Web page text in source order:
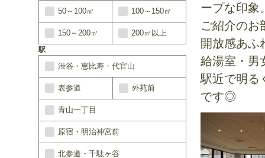
ープな印象
ご紹介のお
開放感あふ
給湯室・男
駅近で明る
です◎
50～100㎡ 100～150㎡
150～200㎡ 200㎡以上
駅
渋谷・恵比寿・代官山
表参道 外苑前
青山一丁目
原宿・明治神宮前
北参道・千駄ヶ谷